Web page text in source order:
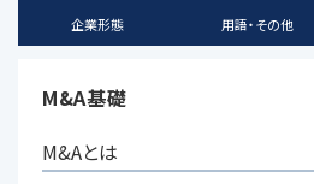
企業形態 用語・その他
M&A基礎
M&Aとは